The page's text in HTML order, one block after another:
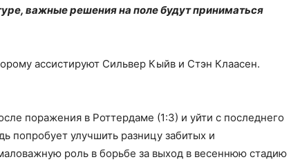
важные решения на поле будут приниматься
ассистируют Сильвер Кыйв и Стэн Клаасен.
поражения в Роттердаме (1:3) и уйти с последнего
попробует улучшить разницу забитых и
роль в борьбе за выход в весеннюю стадию